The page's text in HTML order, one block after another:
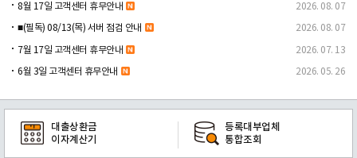
8월 17일 고객센터 휴무안내 2026. 08. 07
■(필독) 08/13(목) 서버 점검 안내 2026. 08. 07
7월 17일 고객센터 휴무안내 2026. 07. 13
6월 3일 고객센터 휴무안내 2026. 05. 26
대출상환금
이자계산기
등록대부업체
통합조회